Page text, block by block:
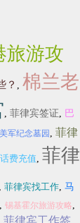
旅游攻
？ , 棉兰老
, 菲律宾签证, 巴
美军纪念墓园 , 菲律
费充值, 菲律
, 菲律宾找工作, 马
, 锡基霍尔旅游攻略,
菲律宾工作签